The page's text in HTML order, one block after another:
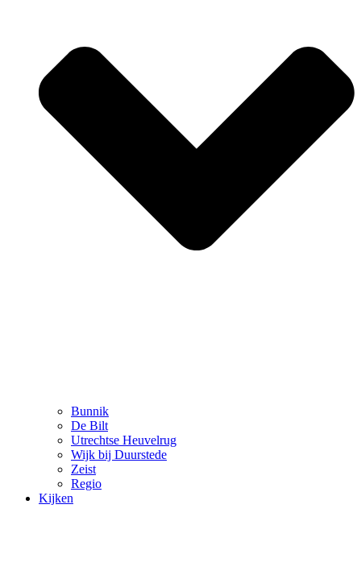
Bunnik
De Bilt
Utrechtse Heuvelrug
Wijk bij Duurstede
Zeist
Regio
Kijken